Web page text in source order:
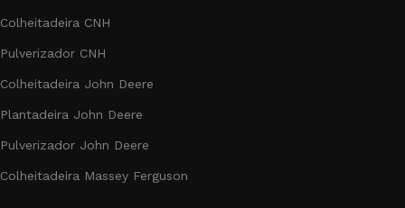
Colheitadeira CNH
Pulverizador CNH
Colheitadeira John Deere
Plantadeira John Deere
Pulverizador John Deere
Colheitadeira Massey Ferguson